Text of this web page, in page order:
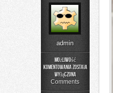
admin
Możliwość
komentowania
Catering
została
wyłączona
Comments